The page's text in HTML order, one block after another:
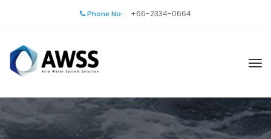
Phone No: +66-2334-0664